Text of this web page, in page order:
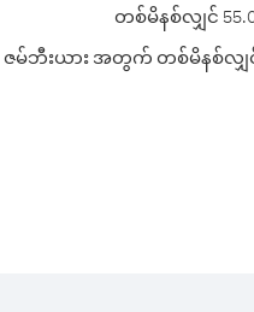
တစ်မိနစ်လျှင်
ဇမ်ဘီးယား အတွက် တစ်မိနစ်လျှင်